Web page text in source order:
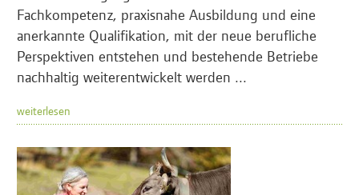
Fachkompetenz, praxisnahe Ausbildung und eine
anerkannte Qualifikation, mit der neue berufliche
Perspektiven entstehen und bestehende Betriebe
nachhaltig weiterentwickelt werden ...
weiterlesen